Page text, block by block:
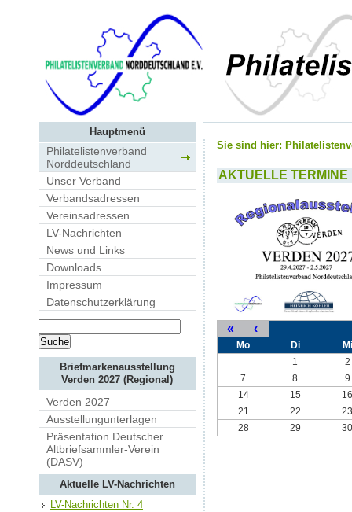
Hauptmenü
Philatelistenverband
Norddeutschland
Unser Verband
Verbandsadressen
Vereinsadressen
LV-Nachrichten
News und Links
Downloads
Impressum
Datenschutzerklärung
Briefmarkenausstellung
Verden 2027 (Regional)
Verden 2027
Ausstellungunterlagen
Präsentation Deutscher
Altbriefsammler-Verein
(DASV)
Aktuelle LV-Nachrichten
LV-Nachrichten Nr. 4
Sie sind hier:
AKTUELLE TERMINE
« ‹
Mo Di
Mi
1
2
7
8
9
14
15
16
21
22
23
28
29 30